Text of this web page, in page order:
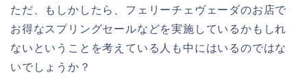
ただ、もしかしたら、フェリーチェヴェーダのお店で
お得なスプリングセールなどを実施しているかもしれ
ないということを考えている人も中にはいるのではな
いでしょうか？